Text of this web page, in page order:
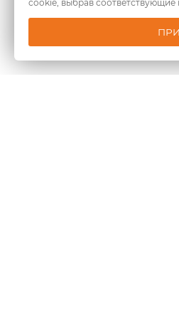
cookie, выбрав соответствующие